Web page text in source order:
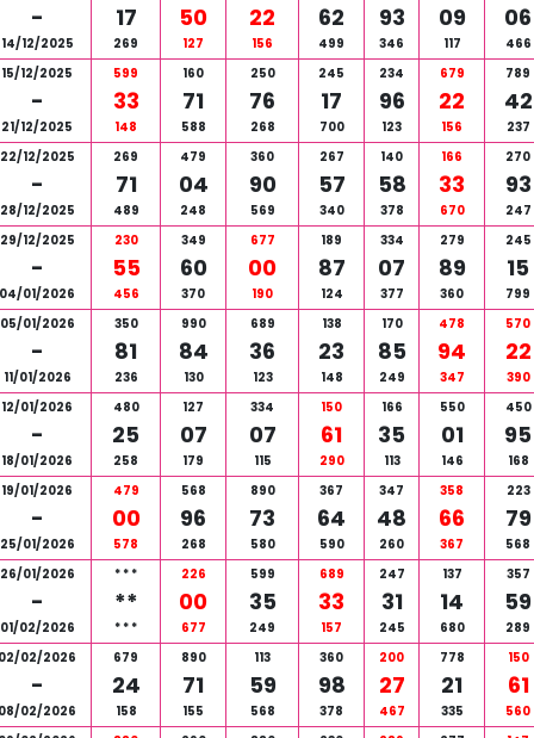
-
14/12/2025
17
269
50
127
22
156
62
499
93
346
09
117
06
466
15/12/2025
-
21/12/2025
599
33
148
160
71
588
250
76
268
245
17
700
234
96
123
679
22
156
789
42
237
22/12/2025
-
28/12/2025
269
71
489
479
04
248
360
90
569
267
57
340
140
58
378
166
33
670
270
93
247
29/12/2025
-
04/01/2026
230
55
456
349
60
370
677
00
190
189
87
124
334
07
377
279
89
360
245
15
799
05/01/2026
-
11/01/2026
350
81
236
990
84
130
689
36
123
138
23
148
170
85
249
478
94
347
570
22
390
12/01/2026
-
18/01/2026
480
25
258
127
07
179
334
07
115
150
61
290
166
35
113
550
01
146
450
95
168
19/01/2026
-
25/01/2026
479
00
578
568
96
268
890
73
580
367
64
590
347
48
260
358
66
367
223
79
568
26/01/2026
-
01/02/2026
* * *
**
* * *
226
00
677
599
35
249
689
33
157
247
31
245
137
14
680
357
59
289
02/2026
-
02/2026
679
24
158
890
71
155
113
59
568
360
98
378
200
27
467
778
21
335
150
61
560